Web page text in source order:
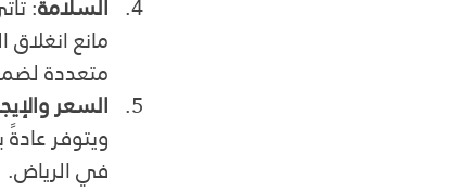
متعددة
السعر
ويتوفر
في الرياض.